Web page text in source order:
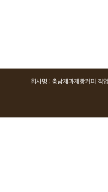
회사명 : 충남제과제빵커피